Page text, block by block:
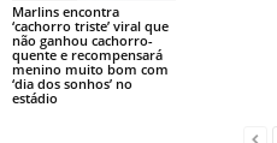
Marlins encontra
‘cachorro triste’ viral que
não ganhou cachorro-
quente e recompensará
menino muito bom com
‘dia dos sonhos’ no
estádio